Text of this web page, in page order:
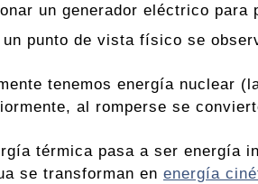
un generador eléctrico para
un punto de vista físico se
tenemos energía nuclear
al romperse se
térmica pasa a ser energía
se transforman en energía